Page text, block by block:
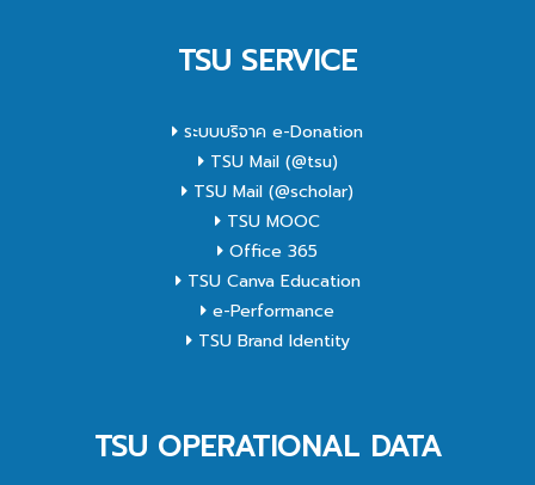
TSU SERVICE
ระบบบริจาค e-Donation
TSU Mail (@tsu)
TSU Mail (@scholar)
TSU MOOC
Office 365
TSU Canva Education
e-Performance
TSU Brand Identity
TSU OPERATIONAL DATA